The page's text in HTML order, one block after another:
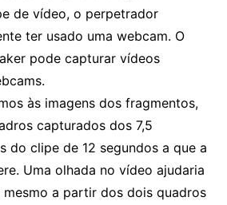
de vídeo, o perpetrador
ter usado uma webcam. O
pode capturar vídeos
às imagens dos fragmentos,
capturados dos 7,5
do clipe de 12 segundos a que a
Uma olhada no vídeo ajudaria
mesmo a partir dos dois quadros